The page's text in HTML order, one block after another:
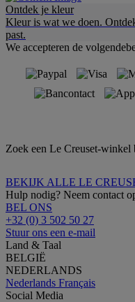
Ontdek je kleur
Kleur is wat we doen.
past.
We accepteren de
Zoek een Le Creuset-
BEKIJK ALLE LE
Hulp nodig? Neem contact
BEL ONS
+32 (0) 3 502 50 27
Stuur ons een e-mail
Land & Taal
BELGIË
NEDERLANDS
Nederlands Français
Social Media